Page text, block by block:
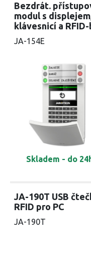
Bezdrát.
modul s
klávesnicí a
JA-154E
Skladem - do
JA-190T USB
RFID pro PC
JA-190T